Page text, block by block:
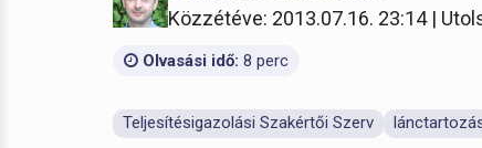
Közzétéve: 2013.07.16. 23:14 |
Olvasási idő: 8 perc
Teljesítésigazolási Szakértői Szerv